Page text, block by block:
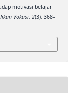
motivasi belajar
Vokasi, 2(3), 368–